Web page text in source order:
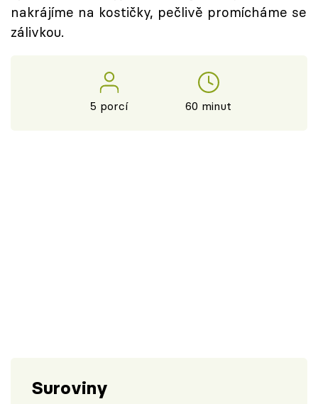
Sledujte nás
nakrájíme na kostičky, pečlivě promícháme se
zálivkou.
5 porcí 60 minut
Suroviny